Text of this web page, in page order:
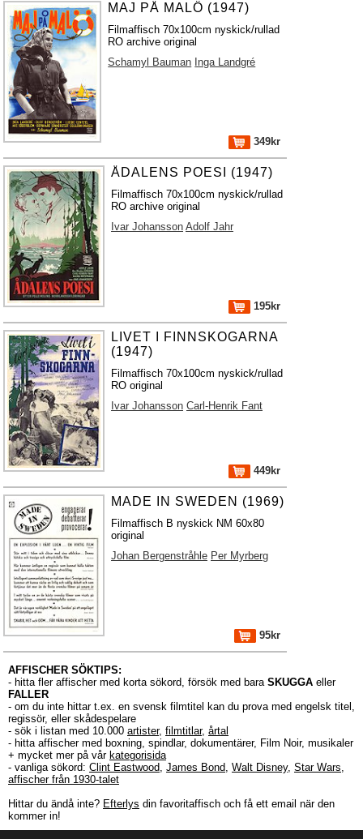
MAJ PÅ MALÖ (1947)
Filmaffisch 70x100cm nyskick/rullad
RO archive original
Schamyl Bauman Inga Landgré
349kr
ÅDALENS POESI (1947)
Filmaffisch 70x100cm nyskick/rullad
RO archive original
Ivar Johansson Adolf Jahr
195kr
LIVET I FINNSKOGARNA
(1947)
Filmaffisch 70x100cm nyskick/rullad
RO original
Ivar Johansson Carl-Henrik Fant
449kr
MADE IN SWEDEN (1969)
Filmaffisch B nyskick NM 60x80
original
Johan Bergenstråhle Per Myrberg
95kr
AFFISCHER SÖKTIPS:
- hitta fler affischer med korta sökord, försök med bara SKUGGA eller
FALLER
- om du inte hittar t.ex. en svensk filmtitel kan du prova med engelsk titel,
regissör, eller skådespelare
- sök i listan med 10.000 artister, filmtitlar, årtal
- hitta affischer med boxning, spindlar, dokumentärer, Film Noir, musikaler
+ mycket mer på vår kategorisida
- vanliga sökord: Clint Eastwood, James Bond, Walt Disney, Star Wars,
affischer från 1930-talet
Hittar du ändå inte? Efterlys din favoritaffisch och få ett email när den
kommer in!